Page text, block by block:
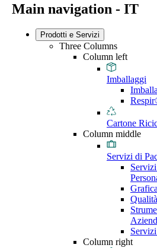
Main navigation - IT
Prodotti e Servizi
Three Columns
Column left
Imballaggi
Cartone
Column middle
Servizi di
Column right